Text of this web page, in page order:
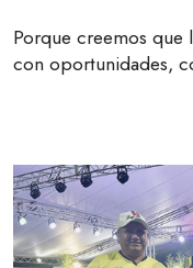
Porque creemos que
con oportunidades,